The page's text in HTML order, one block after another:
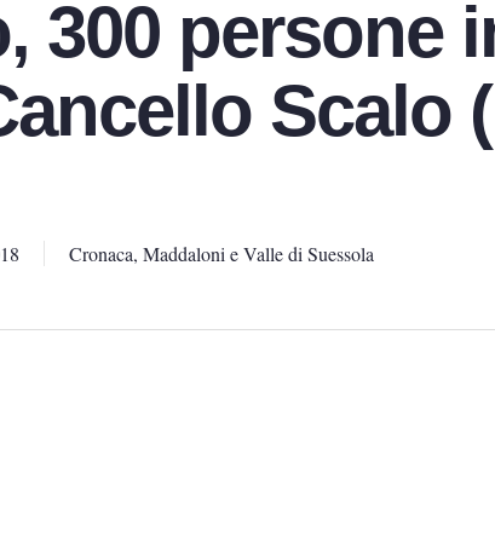
300 persone
Scalo
Cronaca, Maddaloni e Valle di Suessola